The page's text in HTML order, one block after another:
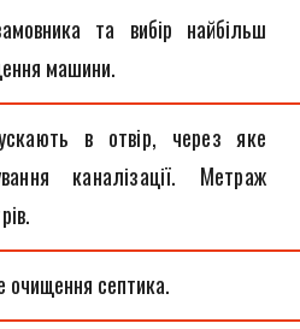
та вибір найбільш
машини.
в отвір, через яке
каналізації. Метраж
очищення септика.